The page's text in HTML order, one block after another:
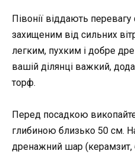
Півонії віддають
захищеним від сильних
легким, пухким і добре
вашій ділянці важкий,
торф.
Перед посадкою
глибиною близько 50 см.
дренажний шар (керамзит,